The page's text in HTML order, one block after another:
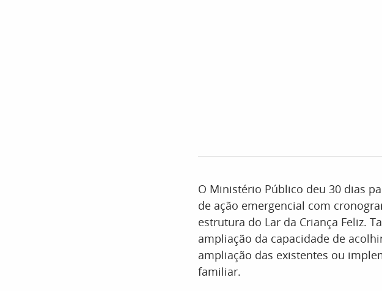
O Ministério Público deu 30 dias
de ação emergencial com
estrutura do Lar da Criança Feliz.
ampliação da capacidade de
ampliação das existentes ou
familiar.